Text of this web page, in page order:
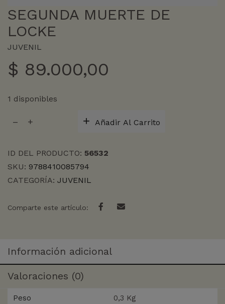
SEGUNDA MUERTE DE
LOCKE
JUVENIL
$ 89.000,00
1 disponibles
MUERTE
cantidad
Añadir Al Carrito
ID DEL PRODUCTO: 56532
SKU: 9788410085794
CATEGORÍA: JUVENIL
Comparte este artículo:
Información adicional
Valoraciones (0)
Peso 0,3 Kg